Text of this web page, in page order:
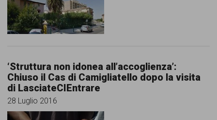
‘Struttura non idonea all’accoglienza’:
Chiuso il Cas di Camigliatello dopo la visita
di LasciateCIEntrare
28 Luglio 2016